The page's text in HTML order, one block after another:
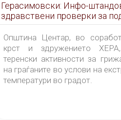
Герасимовски: Инфо-
здравствени проверки за
граѓаните во услови на
Општина Центар, во
крст и здружението
теренски активности за
на граѓаните во услови на
температури во градот.